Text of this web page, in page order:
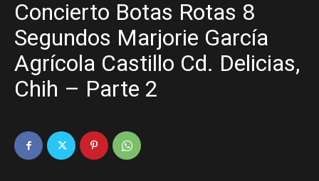
Concierto Botas Rotas 8
Segundos Marjorie García
Agrícola Castillo Cd. Delicias,
Chih – Parte 2